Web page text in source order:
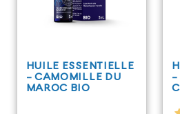
HUILE ESSENTIELLE
- CAMOMILLE DU
MAROC BIO
-